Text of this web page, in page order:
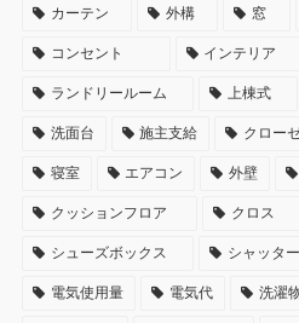
カーテン 外構 窓
コンセント インテリア
ランドリールーム 上棟式
洗面台 施主支給 クロー
寝室 エアコン 外壁
クッションフロア クロス
シューズボックス シャッター
電気使用量 電気代 洗濯